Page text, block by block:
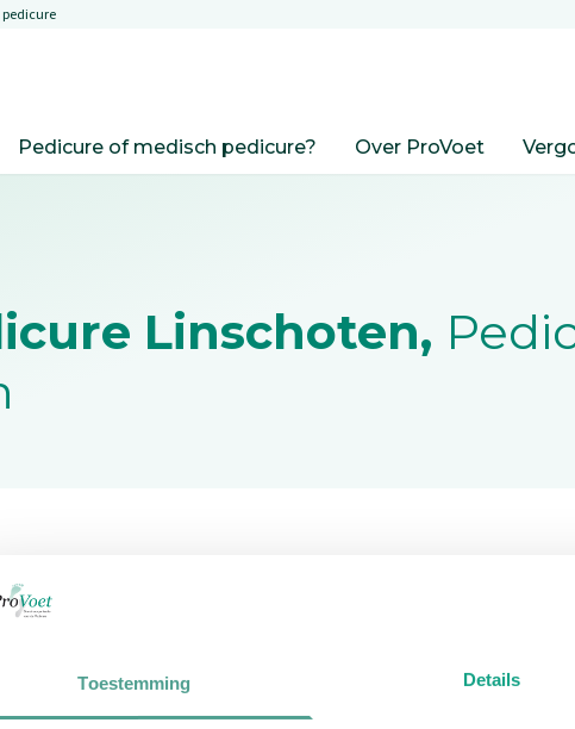
Toestemming Details
Pedicure of medisch pedicure? Over ProVoet
Linschoten,